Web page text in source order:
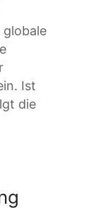
globale
Ist
die